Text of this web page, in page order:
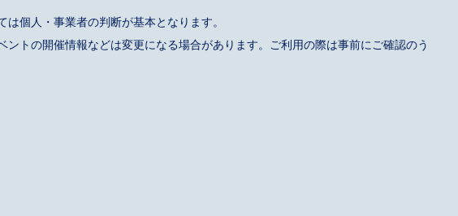
個人・事業者の判断が基本となります。
トの開催情報などは変更になる場合があります。ご利用の際は事前にご確認のう